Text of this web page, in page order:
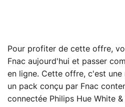
Pour profiter de cette offre,
Fnac aujourd'hui et passer
en ligne. Cette offre, c'est une
un pack conçu par Fnac
connectée Philips Hue White